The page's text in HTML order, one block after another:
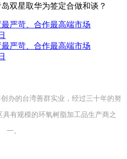
双星取华为签定合做和谈？
严苛、合作最高端市场
严苛、合作最高端市场
办的台湾善群实业，经过三十年的努
有规模的环氧树脂加工品生产商之
一。